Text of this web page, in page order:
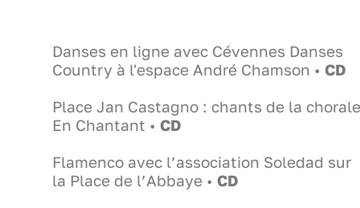
Danses en ligne avec Cévennes Danses
Country à l'espace André Chamson • CD
Place Jan Castagno : chants de la chorale
En Chantant • CD
Flamenco avec l’association Soledad sur
la Place de l’Abbaye • CD